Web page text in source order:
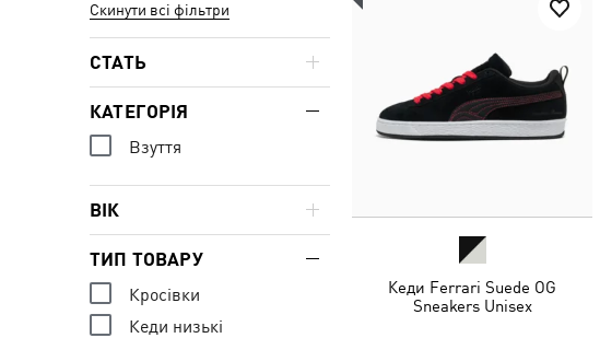
Кеди Ferrari Suede OG
Sneakers Unisex
Скинути всі фільтри
СТАТЬ
КАТЕГОРІЯ
Взуття
ВІК
ТИП ТОВАРУ
Кросівки
Кеди низькі